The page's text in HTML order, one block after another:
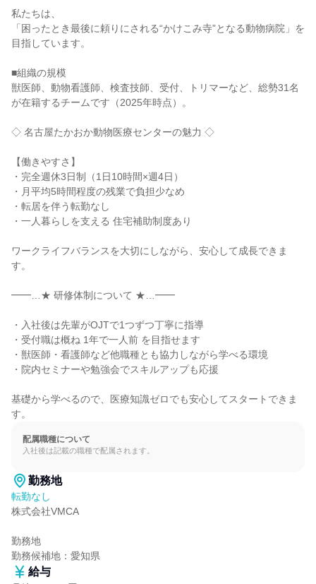
私たちは、
「困ったとき最後に頼りにされる“かけこみ寺”となる動物病院」を
目指しています。
■組織の規模
獣医師、動物看護師、検査技師、受付、トリマーなど、総勢31名
が在籍するチームです（2025年時点）。
◇ 名古屋たかおか動物医療センターの魅力 ◇
【働きやすさ】
・完全週休3日制（1日10時間×週4日）
・月平均5時間程度の残業で負担少なめ
・転居を伴う転勤なし
・一人暮らしを支える 住宅補助制度あり
ワークライフバランスを大切にしながら、安心して成長できま
す。
━━…★ 研修体制について ★…━━
・入社後は先輩がOJTで1つずつ丁寧に指導
・受付職は概ね 1年で一人前 を目指せます
・獣医師・看護師など他職種とも協力しながら学べる環境
・院内セミナーや勉強会でスキルアップも応援
基礎から学べるので、医療知識ゼロでも安心してスタートできま
す。
配属職種について
入社後は記載の職種で配属されます。
勤務地
転勤なし
株式会社VMCA
勤務地
勤務候補地：愛知県
給与